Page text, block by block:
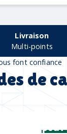
Livraison
Multi-points
font confiance
de
pour